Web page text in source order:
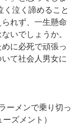
く泣く諦めること
れず、一生懸命
いでしょうか。
に必死で頑張っ
て社会人男女に
ーメンで乗り切っ
ズメント）